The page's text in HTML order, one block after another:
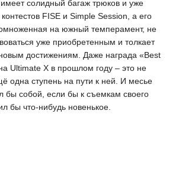
солидный багаж трюков и уже
FISE и Simple Session, а его
на южный темперамент, не
уже приобретенным и толкает
достижениям. Даже награда «Best
Ultimate X в прошлом году – это не
одна ступень на пути к ней. И месье
бы собой, если бы к съемкам своего
бы что-нибудь новенькое.